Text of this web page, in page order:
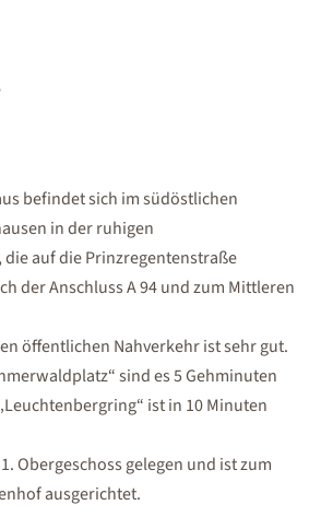
befindet sich im südöstlichen
in der ruhigen
auf die Prinzregentenstraße
der Anschluss A 94 und zum Mittleren
öffentlichen Nahverkehr ist sehr gut.
sind es 5 Gehminuten
ist in 10 Minuten
Obergeschoss gelegen und ist zum
ausgerichtet.